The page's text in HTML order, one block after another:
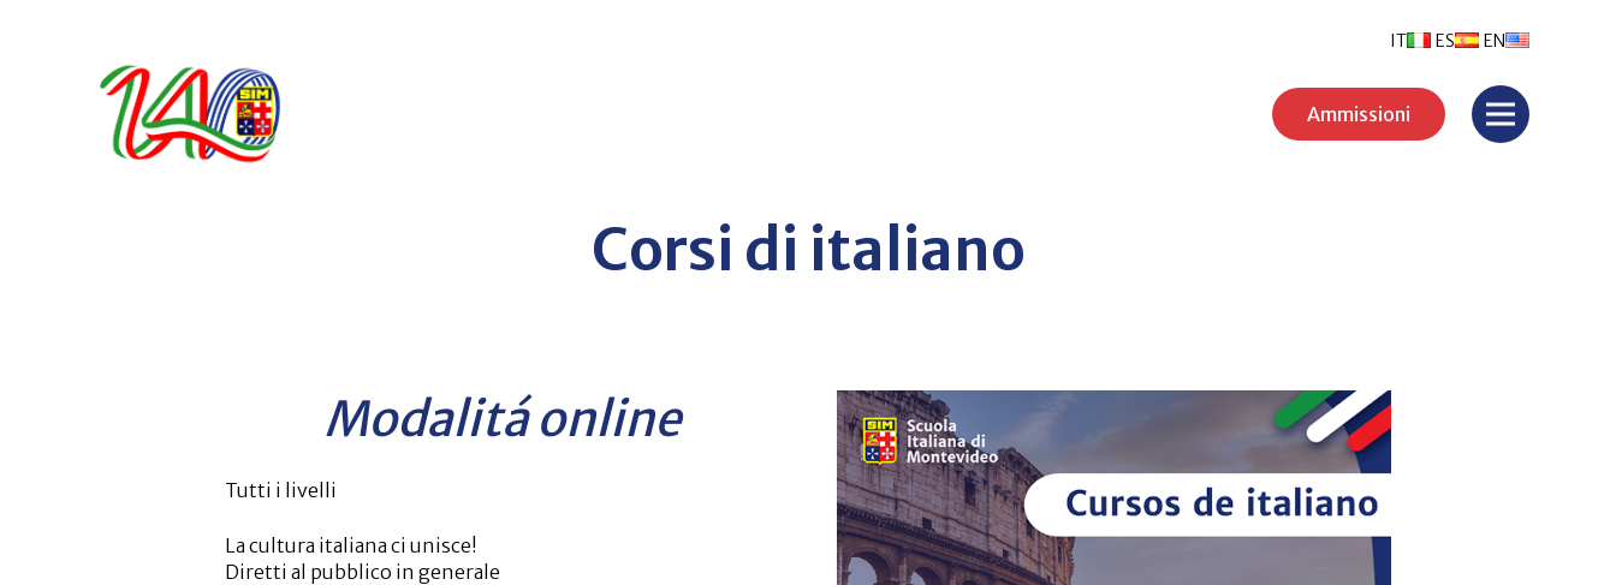
ES EN
IT
Ammissioni
Corsi di italiano
Modalitá online
Tutti i livelli
La cultura italiana ci unisce!
Diretti al pubblico in generale